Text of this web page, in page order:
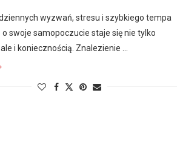
wyzwań, stresu i szybkiego tempa
o swoje samopoczucie staje się nie tylko
i koniecznością. Znalezienie …